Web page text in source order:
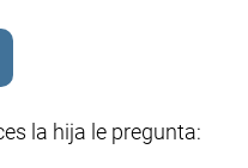
la hija le pregunta: